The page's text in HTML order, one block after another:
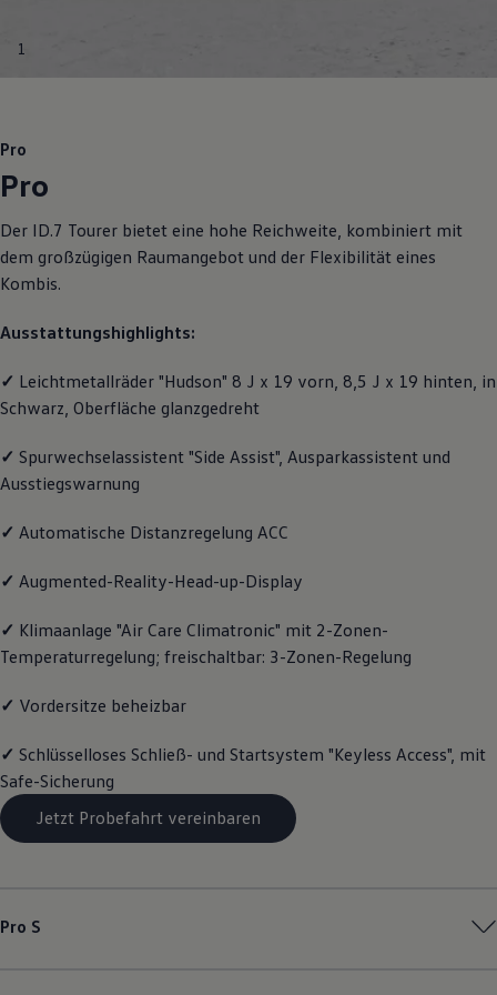
Economy Service
Wallbox und Ladekabel
Digitale Extras
Updates für Software, Karten und Radio
Vorgängermodelle
Kundeninformationen
Volkswagen Kundenbetreuung
Assistenzsysteme
Digitale Betriebsanleitung
Live Beratung
Lifestyle
Familie
Elektromobilität
Pannen- und Unfallhilfe
Volkswagen Kundenbetreuung
1
Pro
Pro
Der ID.7 Tourer bietet eine hohe Reichweite, kombiniert mit
dem großzügigen Raumangebot und der Flexibilität eines
Kombis.
Ausstattungshighlights:
✓ Leichtmetallräder "Hudson" 8 J x 19 vorn, 8,5 J x 19 hinten, in
Schwarz, Oberfläche glanzgedreht
✓ Spurwechselassistent "Side Assist", Ausparkassistent und
Ausstiegswarnung
✓ Automatische Distanzregelung ACC
✓ Augmented-Reality-Head-up-Display
✓ Klimaanlage "Air Care Climatronic" mit 2-Zonen-
Temperaturregelung; freischaltbar: 3-Zonen-Regelung
✓ Vordersitze beheizbar
✓ Schlüsselloses Schließ- und Startsystem "Keyless Access", mit
Safe-Sicherung
Jetzt Probefahrt vereinbaren
Pro S